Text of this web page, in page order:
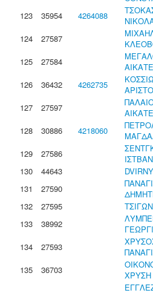
123
35954 4264088
124
27587
125
27584
126
36432 4262735
127
27597
128
30886 4218060
129
27586
ΙΣΤΒΑΝ
130
44643
131
27590
132
27595
133
38992
134
27593
135
36703
ΧΡΥΣΗ